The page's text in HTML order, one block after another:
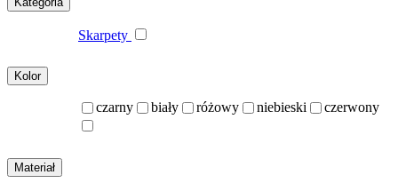
Skarpety
Kolor
czarny biały różowy niebieski czerwony
Materiał